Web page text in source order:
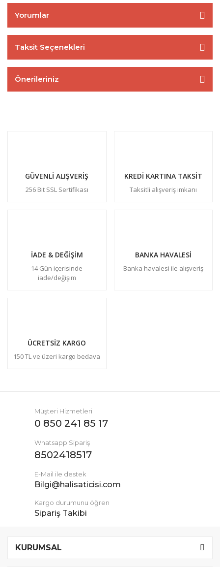
Yorumlar
Taksit Seçenekleri
Önerileriniz
GÜVENLİ ALIŞVERİŞ
256 Bit SSL Sertifikası
KREDİ KARTINA TAKSİT
Taksitli alışveriş imkanı
İADE & DEĞİŞİM
14 Gün içerisinde
iade/değişim
BANKA HAVALESİ
Banka havalesi ile alışveriş
ÜCRETSİZ KARGO
150 TL ve üzeri kargo bedava
Müşteri Hizmetleri
0 850 241 85 17
Whatsapp Sipariş
8502418517
E-Mail ile destek
Bilgi@halisaticisi.com
Kargo durumunu öğren
Sipariş Takibi
KURUMSAL